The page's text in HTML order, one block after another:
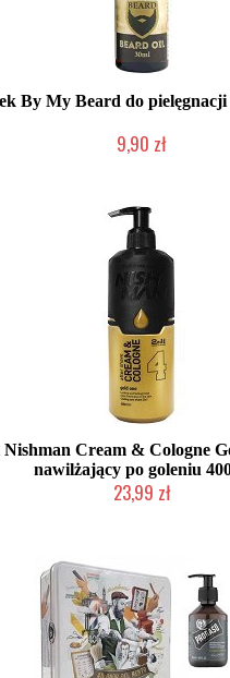
By My Beard do
9,90 zł
Nishman Cream & Cologne
nawilżający po goleniu
23,99 zł